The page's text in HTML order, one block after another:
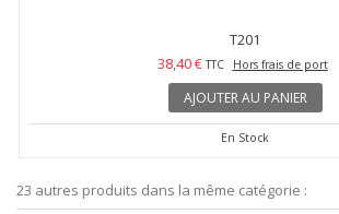
T201
38,40 € TTC Hors frais de port
AJOUTER AU PANIER
En Stock
23 autres produits dans la même catégorie :